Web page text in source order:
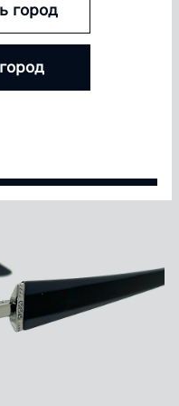
СКИДКА
и увеличивайте
5% до 15%
город